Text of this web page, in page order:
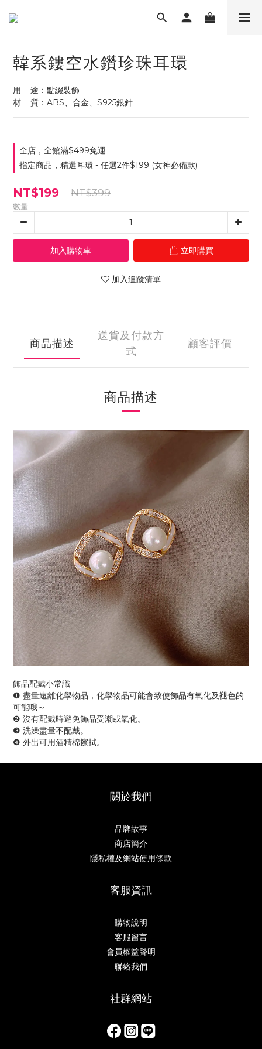
韓系鏤空水鑽珍珠耳環
用    途：點綴裝飾
材    質：ABS、合金、S925銀針
全店，全館滿$499免運
指定商品，精選耳環 - 任選2件$199 (女神必備款)
NT$199 NT$399
數量
加入購物車 立即購買
加入追蹤清單
商品描述
送貨及付款方
式
顧客評價
商品描述
飾品配戴小常識
❶ 盡量遠離化學物品，化學物品可能會致使飾品有氧化及褪色的
可能哦～
❷ 沒有配戴時避免飾品受潮或氧化。
❸ 洗澡盡量不配戴。
❹ 外出可用酒精棉擦拭。
關於我們
品牌故事
商店簡介
隱私權及網站使用條款
客服資訊
購物說明
客服留言
會員權益聲明
聯絡我們
社群網站